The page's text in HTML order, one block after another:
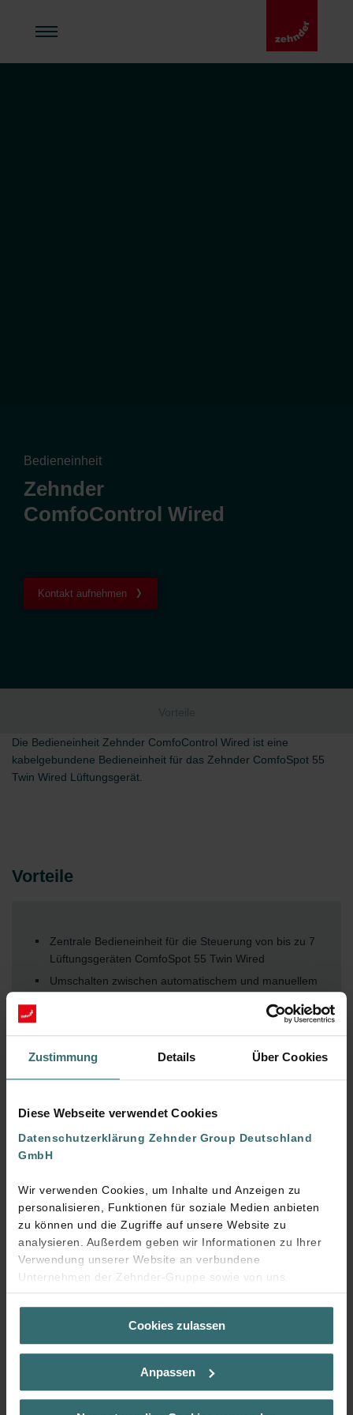
Zustimmung Details Über Cookies
Diese Webseite verwendet Cookies
Datenschutzerklärung Zehnder Group Deutschland
GmbH
Wir verwenden Cookies, um Inhalte und Anzeigen zu
personalisieren, Funktionen für soziale Medien anbieten
zu können und die Zugriffe auf unsere Website zu
analysieren. Außerdem geben wir Informationen zu Ihrer
Verwendung unserer Website an verbundene
Unternehmen der Zehnder-Gruppe sowie von uns
beauftragte Dienstleister zum Zweck der Werbung und
Analysen weiter. Unsere Dienstleister führen diese
Informationen möglicherweise mit weiteren Daten
zusammen, die Sie bereitgestellt haben oder die sie im
geben die Einwilligung zu unseren Cookies, wenn Sie in
deren Verwendung eingewilligt haben.
Cookies zulassen
Anpassen
Bedieneinheit
Zehnder
ComfoControl Wired
Kontakt aufnehmen
Vorteile
Die Bedieneinheit Zehnder ComfoControl Wired ist eine
kabelgebundene Bedieneinheit für das Zehnder ComfoSpot 55
Twin Wired Lüftungsgerät.
Vorteile
Zentrale Bedieneinheit für die Steuerung von bis zu 7
Lüftungsgeräten ComfoSpot 55 Twin Wired
Umschalten zwischen automatischem und manuellem
Umschalten zwischen Lüften (mit WRG) oder
Querlüften (ohne WRG)
Schlafmodus
Filteranzeige
Downloads
loading...
Startseite DE Zuhause Profi
Produkte & Zubehör
Produkte Wohnraumlüftung
Steuerungen und Sensoren